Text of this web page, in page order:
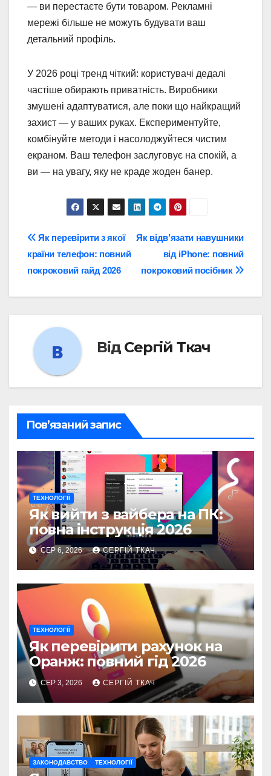
— ви перестаєте бути товаром. Рекламні
мережі більше не можуть будувати ваш
детальний профіль.
У 2026 році тренд чіткий: користувачі дедалі
частіше обирають приватність. Виробники
змушені адаптуватися, але поки що найкращий
захист — у ваших руках. Експериментуйте,
комбінуйте методи і насолоджуйтеся чистим
екраном. Ваш телефон заслуговує на спокій, а
ви — на увагу, яку не краде жоден банер.
Навігація
записів
Як відв’язати навушники
від iPhone: повний
покроковий посібник
Як перевірити з якої
країни телефон: повний
покроковий гайд 2026
Від Сергій Ткач
Пов’язаний запис
ТЕХНОЛОГІЇ
Як вийти з вайбера на ПК:
повна інструкція 2026
СЕР 6, 2026 СЕРГІЙ ТКАЧ
ТЕХНОЛОГІЇ
Як перевірити рахунок на
Оранж: повний гід 2026
СЕР 3, 2026 СЕРГІЙ ТКАЧ
ЗАКОНОДАВСТВО ТЕХНОЛОГІЇ